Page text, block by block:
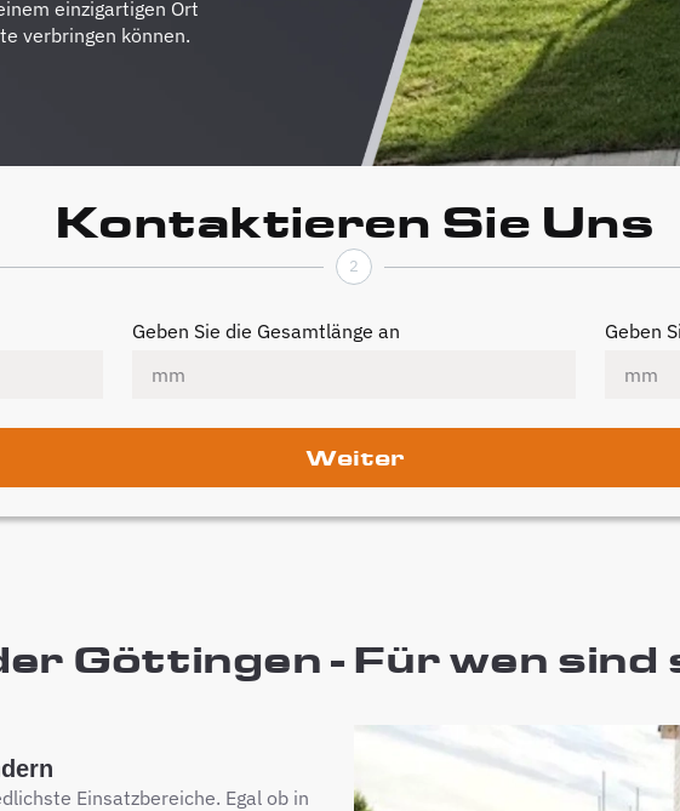
einzigartigen Ort
verbringen können.
Kontaktieren Sie Uns
2
Geben Sie die Gesamtlänge an Geben
Weiter
Göttingen - Für wen sind
Einsatzbereiche. Egal ob in